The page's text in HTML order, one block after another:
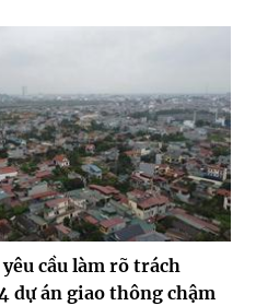
cầu làm rõ trách
dự án giao thông chậm